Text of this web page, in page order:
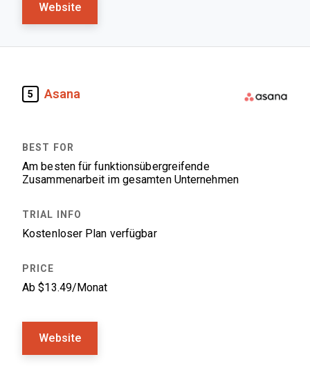
Website
5 Asana
Am besten für funktionsübergreifende
Zusammenarbeit im gesamten Unternehmen
Kostenloser Plan verfügbar
Ab $13.49/Monat
Website